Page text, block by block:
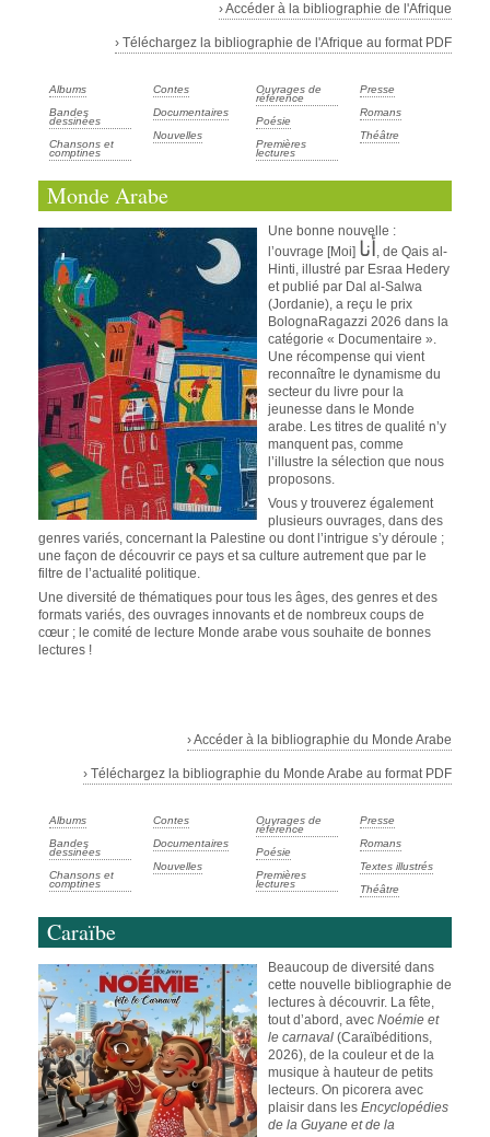
› Accéder à la bibliographie de l'Afrique
› Téléchargez la bibliographie de l'Afrique au format PDF
Albums
Bandes
dessinées
Chansons et
comptines
Contes
Documentaires
Nouvelles
Ouvrages de
référence
Poésie
Premières
lectures
Presse
Romans
Théâtre
Monde Arabe
Une bonne nouvelle :
l’ouvrage [Moi] أنا, de Qais al-
Hinti, illustré par Esraa Hedery
et publié par Dal al-Salwa
(Jordanie), a reçu le prix
BolognaRagazzi 2026 dans la
catégorie « Documentaire ».
Une récompense qui vient
reconnaître le dynamisme du
secteur du livre pour la
jeunesse dans le Monde
arabe. Les titres de qualité n’y
manquent pas, comme
l’illustre la sélection que nous
proposons.
Vous y trouverez également
plusieurs ouvrages, dans des
genres variés, concernant la Palestine ou dont l’intrigue s’y déroule ;
une façon de découvrir ce pays et sa culture autrement que par le
filtre de l’actualité politique.
Une diversité de thématiques pour tous les âges, des genres et des
formats variés, des ouvrages innovants et de nombreux coups de
cœur ; le comité de lecture Monde arabe vous souhaite de bonnes
lectures !
› Accéder à la bibliographie du Monde Arabe
› Téléchargez la bibliographie du Monde Arabe au format PDF
Albums
Bandes
dessinées
Chansons et
comptines
Contes
Documentaires
Nouvelles
Ouvrages de
référence
Poésie
Premières
lectures
Presse
Romans
Textes illustrés
Théâtre
Caraïbe
Beaucoup de diversité dans
cette nouvelle bibliographie de
lectures à découvrir. La fête,
tout d’abord, avec Noémie et
le carnaval (Caraïbéditions,
2026), de la couleur et de la
musique à hauteur de petits
lecteurs. On picorera avec
plaisir dans les Encyclopédies
de la Guyane et de la